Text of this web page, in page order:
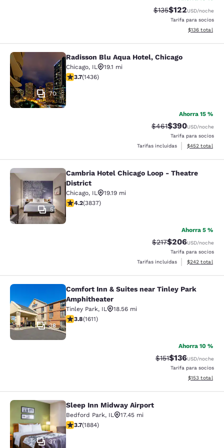
Precio tachado:
$135Precio con
$122USD/noche
Tarifa para socios
Ver detalles
$136 total
Radisson Blu Aqua Hotel, Chicago
70
Radisson Blu Aqua Hotel, Chicago
Chicago, IL
19.1 mi
calificación de 3.66 estrellas. Bueno. 1436 reseñas
3.7(1436)
Ahorra 15 %
Precio tachado:
$461Precio con
$390USD/noche
Tarifa para socios
Tarifas incluidas
Ver detalles
$452 total
Cambria Hotel Chicago Loop -
51
Cambria Hotel Chicago Loop - Theatre
District
Chicago, IL
19.19 mi
calificación de 4.21 estrellas. Excelente. 3837 reseñas
4.2(3837)
Ahorra 5 %
Precio tachado:
$217Precio con
$206USD/noche
Tarifa para socios
Tarifas incluidas
Ver detalles
$242 total
Comfort Inn & Suites near Tinley
38
Comfort Inn & Suites near Tinley Park
Amphitheater
Tinley Park, IL
18.56 mi
calificación de 3.8 estrellas. Bueno. 1611 reseñas
3.8(1611)
Ahorra 10 %
Precio tachado:
$151Precio con
$136USD/noche
Tarifa para socios
Ver detalles
$153 total
Sleep Inn Midway Airport
37
Sleep Inn Midway Airport
Bedford Park, IL
17.45 mi
calificación de 3.71 estrellas. Bueno. 1884 reseñas
3.7(1884)